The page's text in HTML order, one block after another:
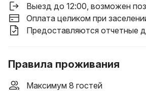
Выезд до 12:00 , возможен
Оплата целиком при
Предоставляются отчетные
Правила проживания
Максимум 8 гостей